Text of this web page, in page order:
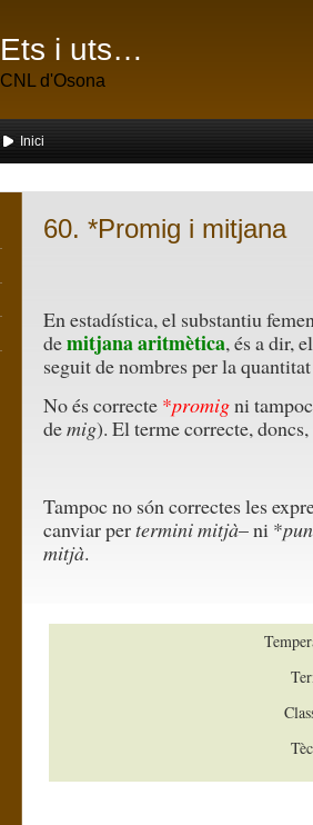
Ets i uts…
CNL d'Osona
Inici
60. *Promig i mitjana
En estadística, el substantiu
demitjana aritmètica, és a dir,
seguit de nombres per la
No és correcte *promigni
demig). El terme correcte,
Tampoc no són correctes les
canviar perterminimitjà– ni *
mitjà.